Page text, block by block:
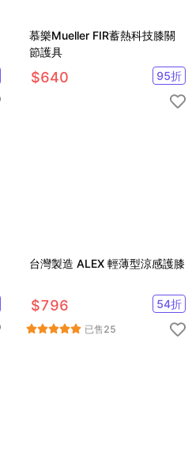
慕樂Mueller FIR蓄熱科技膝關
節護具
$640 95折
台灣製造 ALEX 輕薄型涼感護膝
$796 54折
已售25